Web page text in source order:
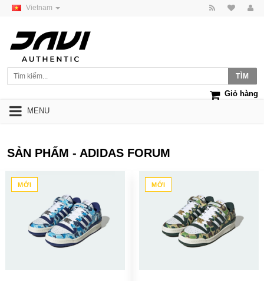
Vietnam
Giỏ hàng
MENU
SẢN PHẨM - ADIDAS FORUM
MỚI MỚI